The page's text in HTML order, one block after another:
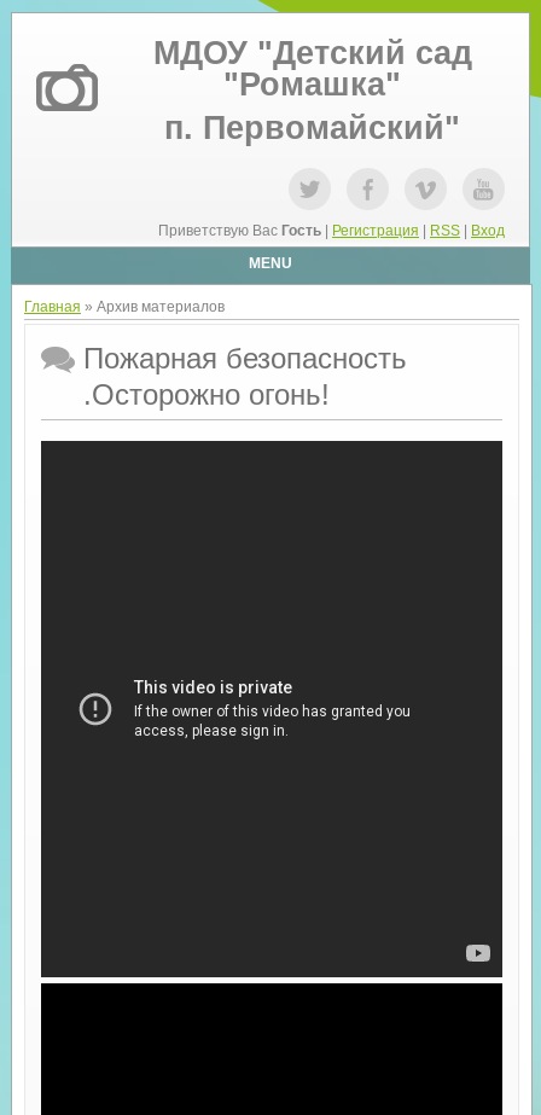
МДОУ "Детский сад
"Ромашка"
п. Первомайский"
Приветствую Вас Гость Регистрация RSS
Вход
MENU
Главная » Архив материалов
Пожарная безопасность
.Осторожно огонь!